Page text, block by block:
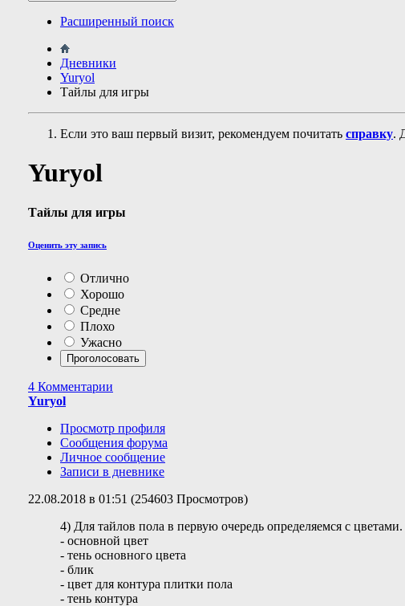
Расширенный поиск
Дневники
Yuryol
Тайлы для игры
Если это ваш первый визит, рекомендуем почитать справку.
Yuryol
Тайлы для игры
Оценить эту запись
Отлично
Хорошо
Средне
Плохо
Ужасно
4 Комментарии
Yuryol
Просмотр профиля
Сообщения форума
Личное сообщение
Записи в дневнике
22.08.2018 в 01:51 (254603 Просмотров)
4) Для тайлов пола в первую очередь определяемся с
- основной цвет
- тень основного цвета
- блик
- цвет для контура плитки пола
- тень контура